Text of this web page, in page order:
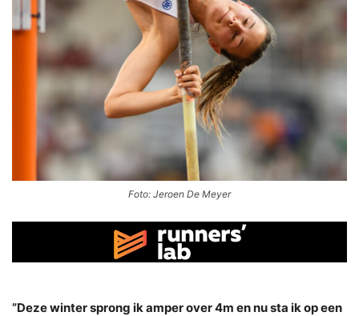
Foto: Jeroen De Meyer
”Deze winter sprong ik amper over 4m en nu sta ik op een